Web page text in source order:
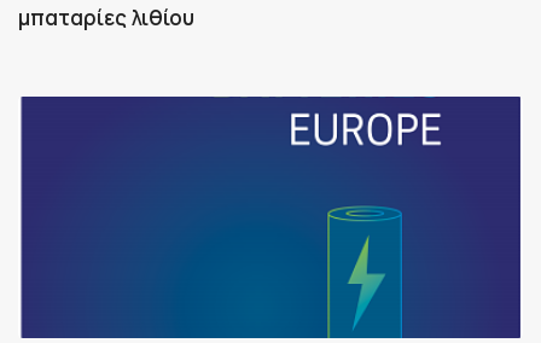
μπαταρίες λιθίου